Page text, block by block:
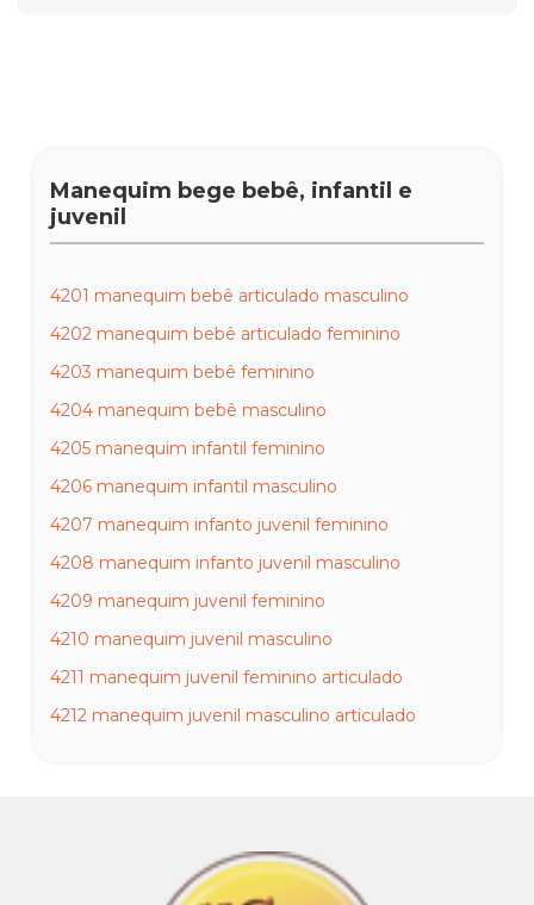
Manequim bege bebê, infantil e
juvenil
4201 manequim bebê articulado masculino
4202 manequim bebê articulado feminino
4203 manequim bebê feminino
4204 manequim bebê masculino
4205 manequim infantil feminino
4206 manequim infantil masculino
4207 manequim infanto juvenil feminino
4208 manequim infanto juvenil masculino
4209 manequim juvenil feminino
4210 manequim juvenil masculino
4211 manequim juvenil feminino articulado
4212 manequim juvenil masculino articulado
4216 funilado juvenil masculino